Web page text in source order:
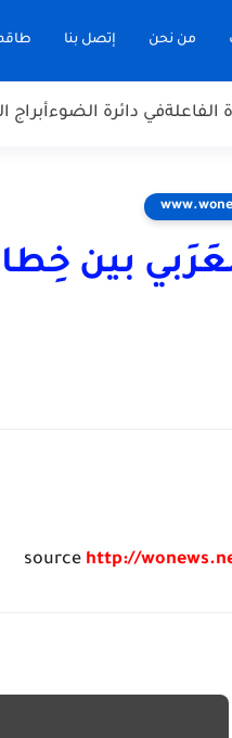
من نحن إتصل بنا
الفاعلةفي دائرة الضوءأبراج
source http://